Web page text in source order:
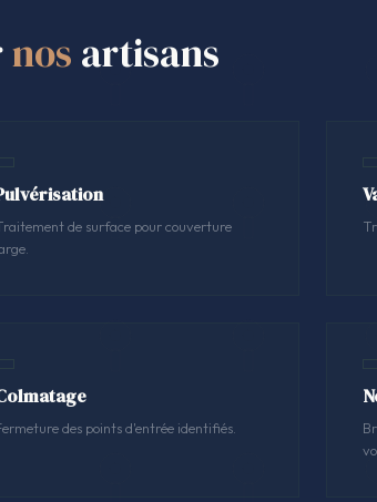
nos artisans
de surface pour couverture
des points d'entrée identifiés.